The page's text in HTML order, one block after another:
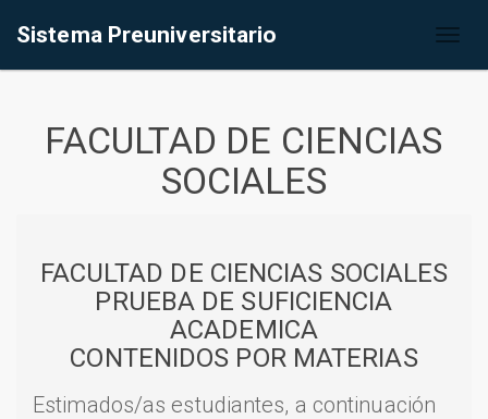
Sistema Preuniversitario
FACULTAD DE CIENCIAS
SOCIALES
FACULTAD DE CIENCIAS SOCIALES
PRUEBA DE SUFICIENCIA
ACADEMICA
CONTENIDOS POR MATERIAS
Estimados/as estudiantes, a continuación